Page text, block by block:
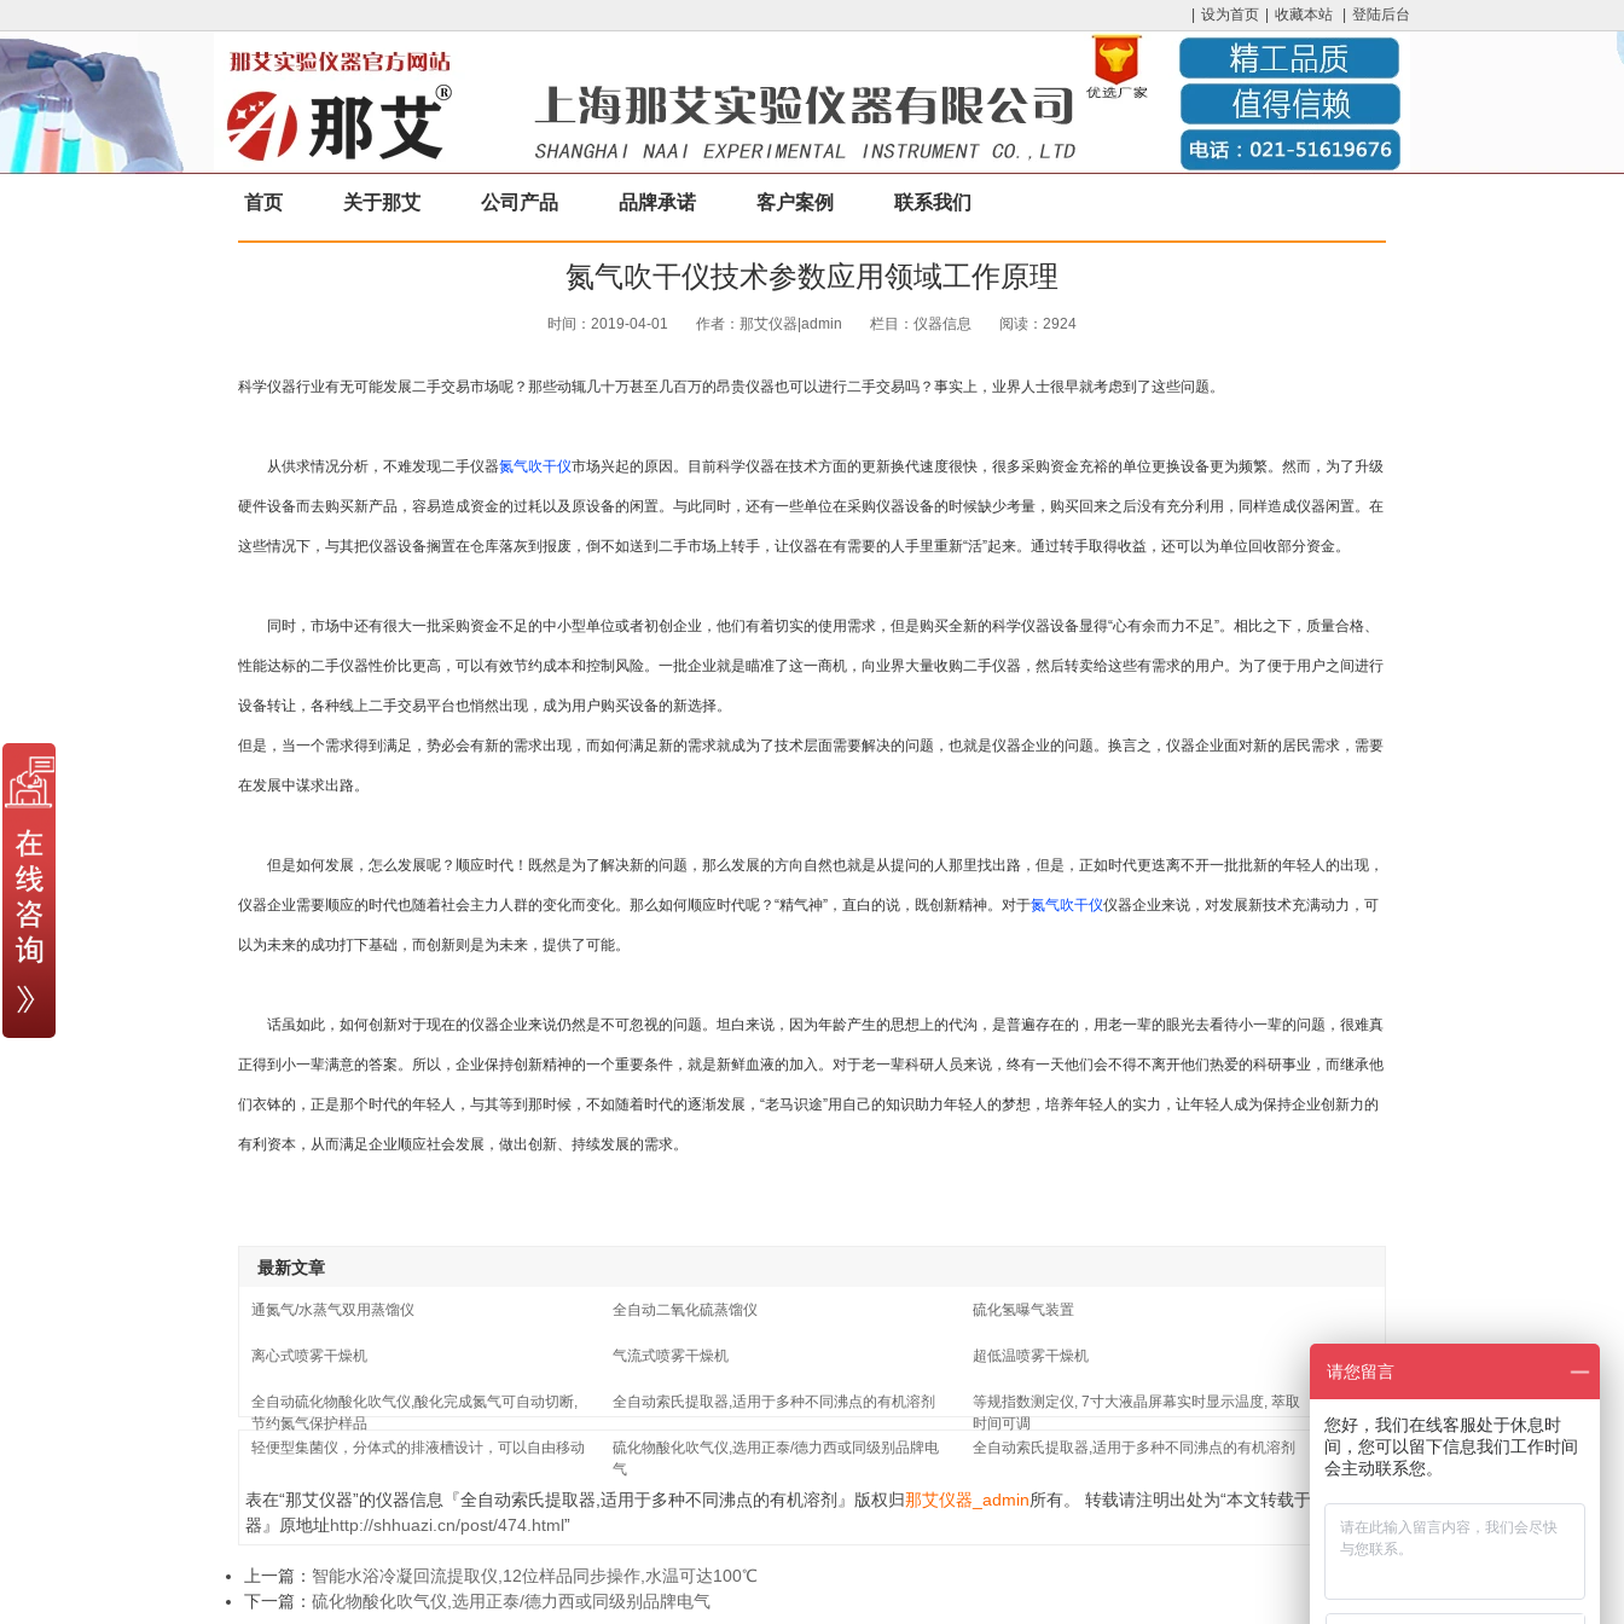
设为首页 收藏本站 登陆后台
首页 关于那艾 公司产品 品牌承诺 客户案例 联系我们
氮气吹干仪技术参数应用领域工作原理
时间：2019-04-01 作者：那艾仪器|admin 栏目： 仪器信息 阅读：2924
科学仪器行业有无可能发展二手交易市场呢？那些动辄几十万甚至几百万的昂贵仪器也可以进行二手交易吗？事实上，业界人士很早就考虑到了这些问题。
从供求情况分析，不难发现二手仪器氮气吹干仪市场兴起的原因。目前科学仪器在技术方面的更新换代速度很快，很多采购资金充裕的单位更换设备更为频繁。然而，为了升级
硬件设备而去购买新产品，容易造成资金的过耗以及原设备的闲置。与此同时，还有一些单位在采购仪器设备的时候缺少考量，购买回来之后没有充分利用，同样造成仪器闲置。在
这些情况下，与其把仪器设备搁置在仓库落灰到报废，倒不如送到二手市场上转手，让仪器在有需要的人手里重新“活”起来。通过转手取得收益，还可以为单位回收部分资金。
同时，市场中还有很大一批采购资金不足的中小型单位或者初创企业，他们有着切实的使用需求，但是购买全新的科学仪器设备显得“心有余而力不足”。相比之下，质量合格、
性能达标的二手仪器性价比更高，可以有效节约成本和控制风险。一批企业就是瞄准了这一商机，向业界大量收购二手仪器，然后转卖给这些有需求的用户。为了便于用户之间进行
设备转让，各种线上二手交易平台也悄然出现，成为用户购买设备的新选择。
但是，当一个需求得到满足，势必会有新的需求出现，而如何满足新的需求就成为了技术层面需要解决的问题，也就是仪器企业的问题。换言之，仪器企业面对新的居民需求，需要
在发展中谋求出路。
但是如何发展，怎么发展呢？顺应时代！既然是为了解决新的问题，那么发展的方向自然也就是从提问的人那里找出路，但是，正如时代更迭离不开一批批新的年轻人的出现，
仪器企业需要顺应的时代也随着社会主力人群的变化而变化。那么如何顺应时代呢？“精气神”，直白的说，既创新精神。对于氮气吹干仪仪器企业来说，对发展新技术充满动力，可
以为未来的成功打下基础，而创新则是为未来，提供了可能。
话虽如此，如何创新对于现在的仪器企业来说仍然是不可忽视的问题。坦白来说，因为年龄产生的思想上的代沟，是普遍存在的，用老一辈的眼光去看待小一辈的问题，很难真
正得到小一辈满意的答案。所以，企业保持创新精神的一个重要条件，就是新鲜血液的加入。对于老一辈科研人员来说，终有一天他们会不得不离开他们热爱的科研事业，而继承他
们衣钵的，正是那个时代的年轻人，与其等到那时候，不如随着时代的逐渐发展，“老马识途”用自己的知识助力年轻人的梦想，培养年轻人的实力，让年轻人成为保持企业创新力的
有利资本，从而满足企业顺应社会发展，做出创新、持续发展的需求。
最新文章
通氮气/水蒸气双用蒸馏仪 全自动二氧化硫蒸馏仪 硫化氢曝气装置
离心式喷雾干燥机 气流式喷雾干燥机 超低温喷雾干燥机
全自动硫化物酸化吹气仪,酸化完成氮气可自动切断,
节约氮气保护样品
全自动索氏提取器,适用于多种不同沸点的有机溶剂
等规指数测定仪, 7寸大液晶屏幕实时显示温度, 萃取
时间可调
轻便型集菌仪，分体式的排液槽设计，可以自由移动
硫化物酸化吹气仪,选用正泰/德力西或同级别品牌电
气
全自动索氏提取器,适用于多种不同沸点的有机溶剂
除非注
明，发
表在“那艾仪器”的仪器信息『全自动索氏提取器,适用于多种不同沸点的有机溶剂』版权归那艾仪器_admin所有。
转载请注明出处为“本文转载于『那艾仪
器』原地址http://shhuazi.cn/post/474.html”
上一篇： 智能水浴冷凝回流提取仪,12位样品同步操作,水温可达100℃
下一篇： 硫化物酸化吹气仪,选用正泰/德力西或同级别品牌电气
请您留言
您好，我们在线客服处于休息时
间，您可以留下信息我们工作时间
会主动联系您。